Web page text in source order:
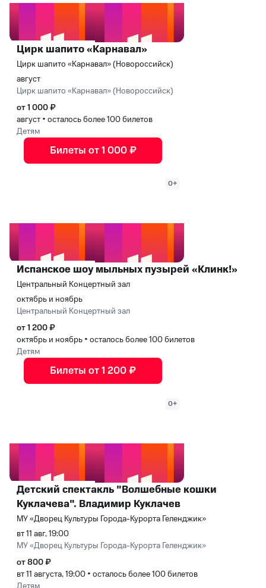
Цирк шапито «Карнавал»
Цирк шапито «Карнавал» (Новороссийск)
август
Цирк шапито «Карнавал» (Новороссийск)
от 1 000 ₽
август • осталось более 100 билетов
Детям
Билеты от 1 000 ₽
0+
Испанское шоу мыльных пузырей «Клинк!»
Центральный Концертный зал
октябрь и ноябрь
Центральный Концертный зал
от 1 200 ₽
октябрь и ноябрь • осталось более 100 билетов
Детям
Билеты от 1 200 ₽
0+
Детский спектакль "Волшебные кошки
Куклачева". Владимир Куклачев
МУ «Дворец Культуры Города-Курорта Геленджик»
вт 11 авг, 19:00
МУ «Дворец Культуры Города-Курорта Геленджик»
от 800 ₽
вт 11 августа, 19:00 • осталось более 100 билетов